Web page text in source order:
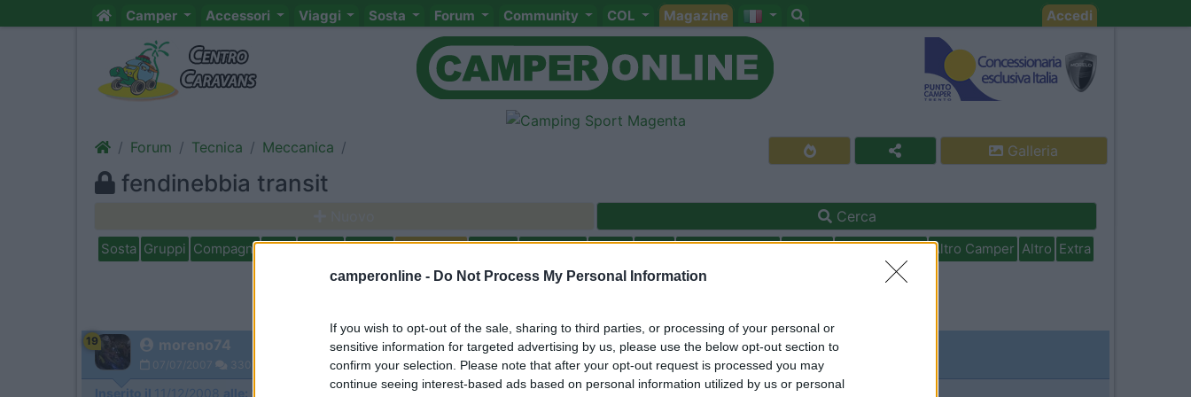
camperonline - Do Not Process My Personal Information
If you wish to opt-out of the sale, sharing to third parties, or processing of your personal or
sensitive information for targeted advertising by us, please use the below opt-out section to
confirm your selection. Please note that after your opt-out request is processed you may
continue seeing interest-based ads based on personal information utilized by us or personal
Camper Accessori Viaggi Sosta Forum Community COL Magazine Accedi
Forum Tecnica Meccanica Galleria
fendinebbia transit
Cerca
Sosta Gruppi Compagni Italia Estero Marchi Meccanica Cellula Accessori Eventi Leggi Comportamenti Disabili In camper per Altro Camper Altro Extra
Attivi
19 moreno74
07/07/2007 3307
Inserito il 11/12/2008 alle: